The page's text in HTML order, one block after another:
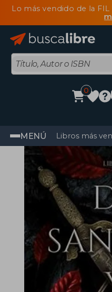
Lo más vendido de la FIL
0
MENÚ Libros más